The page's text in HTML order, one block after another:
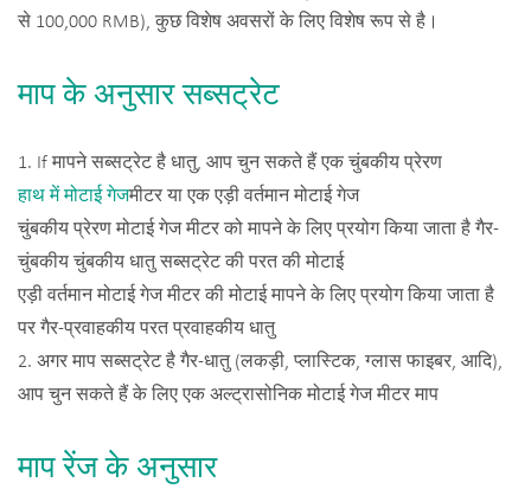
से 100,000 RMB), कुछ विशेष अवसरों के लिए विशेष रूप से है।
माप के अनुसार सब्सट्रेट
1. If मापने सब्सट्रेट है धातु, आप चुन सकते हैं एक चुंबकीय प्रेरण
हाथ में मोटाई गेजमीटर या एक एड़ी वर्तमान मोटाई गेज
चुंबकीय प्रेरण मोटाई गेज मीटर को मापने के लिए प्रयोग किया जाता है गैर-
चुंबकीय चुंबकीय धातु सब्सट्रेट की परत की मोटाई
एड़ी वर्तमान मोटाई गेज मीटर की मोटाई मापने के लिए प्रयोग किया जाता है
पर गैर-प्रवाहकीय परत प्रवाहकीय धातु
2. अगर माप सब्सट्रेट है गैर-धातु (लकड़ी, प्लास्टिक, ग्लास फाइबर, आदि),
आप चुन सकते हैं के लिए एक अल्ट्रासोनिक मोटाई गेज मीटर माप
माप रेंज के अनुसार